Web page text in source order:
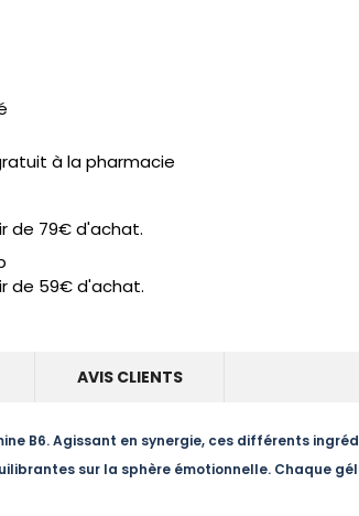
à la pharmacie
de 79€ d'achat.
de 59€ d'achat.
AVIS CLIENTS
B6. Agissant en synergie, ces différents
sur la sphère émotionnelle. Chaque